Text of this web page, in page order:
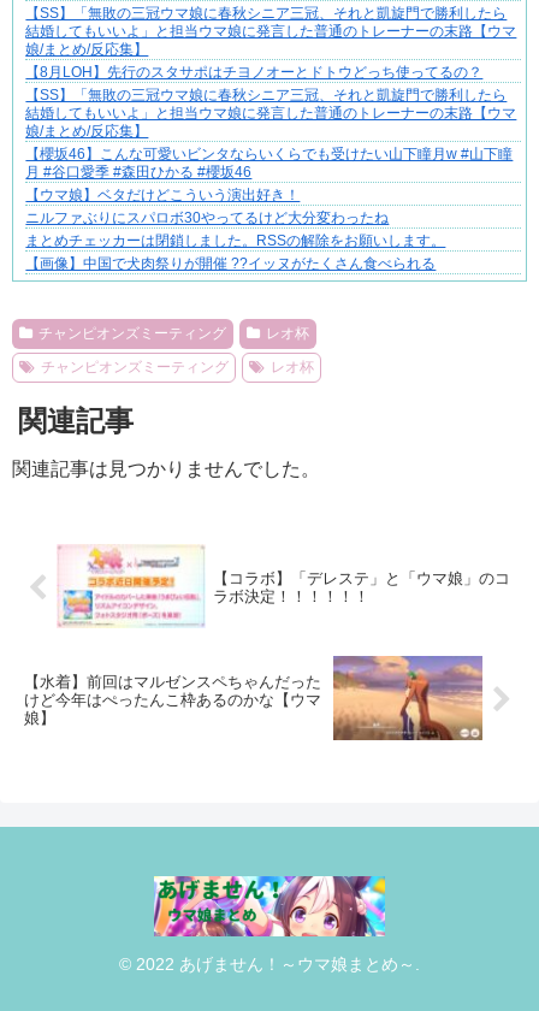
【SS】「無敗の三冠ウマ娘に春秋シニア三冠、それと凱旋門で勝利したら
結婚してもいいよ」と担当ウマ娘に発言した普通のトレーナーの末路【ウマ
娘/まとめ/反応集】
【8月LOH】先行のスタサポはチヨノオーとドトウどっち使ってるの？
【SS】「無敗の三冠ウマ娘に春秋シニア三冠、それと凱旋門で勝利したら
結婚してもいいよ」と担当ウマ娘に発言した普通のトレーナーの末路【ウマ
娘/まとめ/反応集】
​【櫻坂46】こんな可愛いビンタならいくらでも受けたい山下瞳月w #山下瞳
月 #谷口愛季 #森田ひかる #櫻坂46
【ウマ娘】ベタだけどこういう演出好き！
ニルファぶりにスパロボ30やってるけど大分変わったね
まとめチェッカーは閉鎖しました。RSSの解除をお願いします。
【画像】中国で犬肉祭りが開催 ??イッヌがたくさん食べられる
チャンピオンズミーティング
レオ杯
チャンピオンズミーティング
レオ杯
関連記事
関連記事は見つかりませんでした。
【コラボ】「デレステ」と「ウマ娘」のコ
ラボ決定！！！！！！
【水着】前回はマルゼンスペちゃんだった
けど今年はぺったんこ枠あるのかな【ウマ
娘】
© 2022 あげません！～ウマ娘まとめ～.